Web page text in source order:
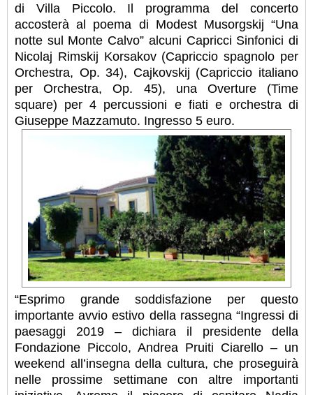
di Villa Piccolo. Il programma del concerto
accosterà al poema di Modest Musorgskij “Una
notte sul Monte Calvo” alcuni Capricci Sinfonici di
Nicolaj Rimskij Korsakov (Capriccio spagnolo per
Orchestra, Op. 34), Cajkovskij (Capriccio italiano
per Orchestra, Op. 45), una Overture (Time
square) per 4 percussioni e fiati e orchestra di
Giuseppe Mazzamuto. Ingresso 5 euro.
“Esprimo grande soddisfazione per questo
importante avvio estivo della rassegna “Ingressi di
paesaggi 2019 – dichiara il presidente della
Fondazione Piccolo, Andrea Pruiti Ciarello – un
weekend all’insegna della cultura, che proseguirà
nelle prossime settimane con altre importanti